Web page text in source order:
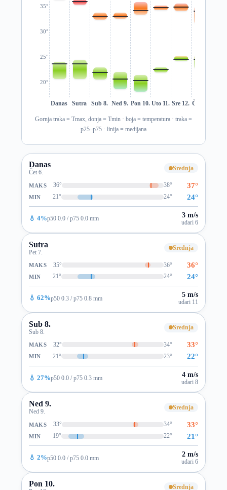
20°
25°
30°
35°
Danas Sutra Sub 8. Ned 9. Pon 10. Uto 11. Sre 12. Čet 13.
Gornja traka = Tmax, donja = Tmin · boja = temperatura · traka =
p25–p75 · linija = medijana
Danas
Čet 6.
Srednja
MAKS 36° 38° 37°
MIN 21° 24° 24°
💧 4%p50 0.0 / p75 0.0 mm 3 m/s
udari 6
Sutra
Pet 7.
Srednja
MAKS 35° 36° 36°
MIN 21° 24° 24°
💧 62%p50 0.3 / p75 0.8 mm 5 m/s
udari 11
Sub 8.
Sub 8.
Srednja
MAKS 32° 34° 33°
MIN 21° 23° 22°
💧 27%p50 0.0 / p75 0.3 mm 4 m/s
udari 8
Ned 9.
Ned 9.
Srednja
MAKS 33° 34° 33°
MIN 19° 22° 21°
💧 2%p50 0.0 / p75 0.0 mm 2 m/s
udari 6
Pon 10. Srednja